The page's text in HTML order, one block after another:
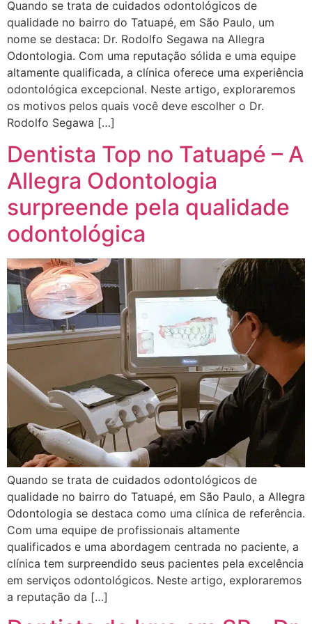
Quando se trata de cuidados odontológicos de
qualidade no bairro do Tatuapé, em São Paulo, um
nome se destaca: Dr. Rodolfo Segawa na Allegra
Odontologia. Com uma reputação sólida e uma equipe
altamente qualificada, a clínica oferece uma experiência
odontológica excepcional. Neste artigo, exploraremos
os motivos pelos quais você deve escolher o Dr.
Rodolfo Segawa […]
Dentista Top no Tatuapé – A
Allegra Odontologia
surpreende pela qualidade
odontológica
Quando se trata de cuidados odontológicos de
qualidade no bairro do Tatuapé, em São Paulo, a Allegra
Odontologia se destaca como uma clínica de referência.
Com uma equipe de profissionais altamente
qualificados e uma abordagem centrada no paciente, a
clínica tem surpreendido seus pacientes pela excelência
em serviços odontológicos. Neste artigo, exploraremos
a reputação da […]